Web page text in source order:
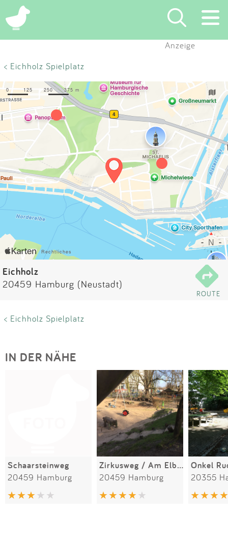
×
Eintragen
App
Partner
Kontakt
Impressum
Anzeige
< Eichholz Spielplatz
Eichholz
20459 Hamburg (Neustadt)
ROUTE
< Eichholz Spielplatz
IN DER NÄHE
Schaarsteinweg
20459 Hamburg
Zirkusweg / Am Elbpark
20459 Hamburg
Onkel
20355